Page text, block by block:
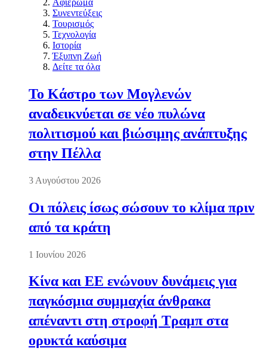
Συνεντεύξεις
Τουρισμός
Τεχνολογία
Ιστορία
Έξυπνη Ζωή
Δείτε τα όλα
Το Κάστρο των Μογλενών
αναδεικνύεται σε νέο πυλώνα
πολιτισμού και βιώσιμης ανάπτυξης
στην Πέλλα
3 Αυγούστου 2026
Οι πόλεις ίσως σώσουν το κλίμα πριν
από τα κράτη
1 Ιουνίου 2026
Κίνα και ΕΕ ενώνουν δυνάμεις για
παγκόσμια συμμαχία άνθρακα
απέναντι στη στροφή Τραμπ στα
ορυκτά καύσιμα